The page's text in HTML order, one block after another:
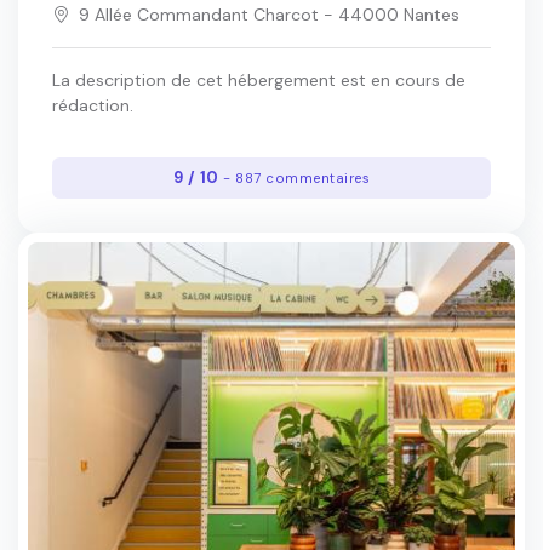
9 Allée Commandant Charcot - 44000 Nantes
La description de cet hébergement est en cours de
rédaction.
9 / 10- 887 commentaires